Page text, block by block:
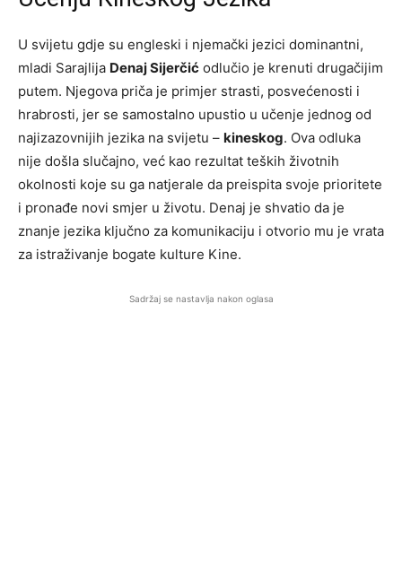
U svijetu gdje su engleski i njemački jezici dominantni,
mladi Sarajlija Denaj Sijerčić odlučio je krenuti drugačijim
putem. Njegova priča je primjer strasti, posvećenosti i
hrabrosti, jer se samostalno upustio u učenje jednog od
najizazovnijih jezika na svijetu – kineskog. Ova odluka
nije došla slučajno, već kao rezultat teških životnih
okolnosti koje su ga natjerale da preispita svoje prioritete
i pronađe novi smjer u životu. Denaj je shvatio da je
znanje jezika ključno za komunikaciju i otvorio mu je vrata
za istraživanje bogate kulture Kine.
Sadržaj se nastavlja nakon oglasa